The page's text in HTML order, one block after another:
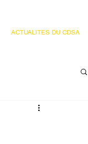
ACTUALITES DU CDSA